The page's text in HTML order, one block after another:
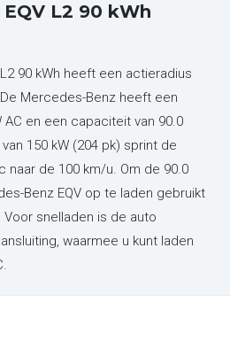
L2 90 kWh
90 kWh heeft een actieradius
Mercedes-Benz heeft een
AC en een capaciteit van 90.0
150 kW (204 pk) sprint de
naar de 100 km/u. Om de 90.0
Benz EQV op te laden gebruikt
Voor snelladen is de auto
waarmee u kunt laden